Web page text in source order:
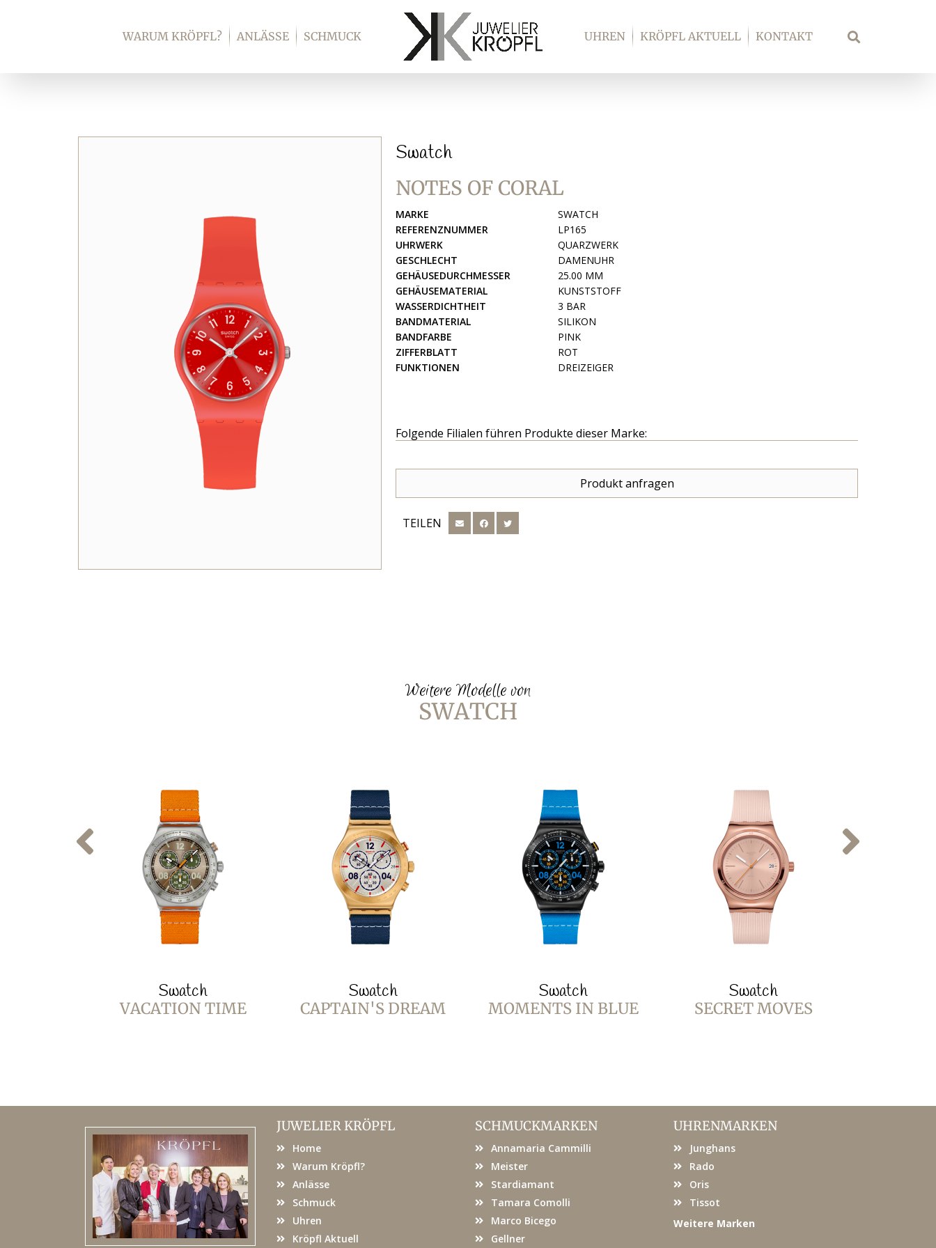
WARUM KRÖPFL? ANLÄSSE SCHMUCK UHREN KRÖPFL AKTUELL KONTAKT Suche
Swatch
NOTES OF CORAL
MARKE
SWATCH
REFERENZNUMMER
LP165
UHRWERK
QUARZWERK
GESCHLECHT
DAMENUHR
GEHÄUSEDURCHMESSER
25.00 MM
GEHÄUSEMATERIAL
KUNSTSTOFF
WASSERDICHTHEIT
3 BAR
BANDMATERIAL
SILIKON
BANDFARBE
PINK
ZIFFERBLATT
ROT
FUNKTIONEN
DREIZEIGER
Folgende Filialen führen Produkte dieser Marke:
Produkt anfragen
TEILEN
Weitere Modelle von
SWATCH
Swatch
VACATION TIME
Swatch
CAPTAIN'S DREAM
Swatch
MOMENTS IN BLUE
Swatch
SECRET MOVES
JUWELIER KRÖPFL
Home
Warum Kröpfl?
Anlässe
Schmuck
Uhren
Kröpfl Aktuell
SCHMUCKMARKEN
Annamaria Cammilli
Meister
Stardiamant
Tamara Comolli
Marco Bicego
Gellner
UHRENMARKEN
Junghans
Rado
Oris
Tissot
Weitere Marken